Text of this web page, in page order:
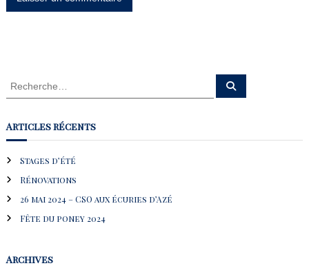
e
R
e
h
e
c
h
e
:
R
c
Articles récents
Stages d’été
Rénovations
26 mai 2024 – CSO aux écuries d’Azé
Fête du poney 2024
Archives